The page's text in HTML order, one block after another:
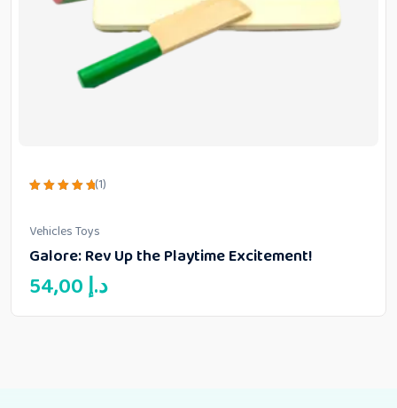
(1)
Vehicles Toys
Galore: Rev Up the Playtime Excitement!
54,00د.إ